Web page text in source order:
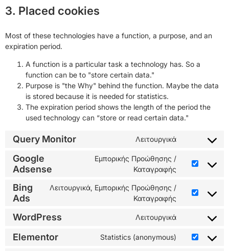
3. Placed cookies
Most of these technologies have a function, a purpose, and an
expiration period.
A function is a particular task a technology has. So a
function can be to "store certain data."
Purpose is "the Why" behind the function. Maybe the data
is stored because it is needed for statistics.
The expiration period shows the length of the period the
used technology can “store or read certain data."
Query Monitor Λειτουργικά
Google
Adsense
Εμπορικής Προώθησης /
Καταγραφής
Bing
Ads
Λειτουργικά, Εμπορικής Προώθησης /
Καταγραφής
WordPress Λειτουργικά
Elementor Statistics (anonymous)